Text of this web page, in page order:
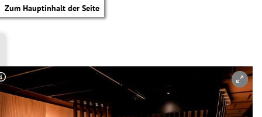
Zum Hauptinhalt der Seite
Copyright-Hinweis öffnen/schließen